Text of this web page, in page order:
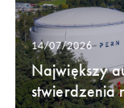
14/07/2026
Największy
stwierdzenia